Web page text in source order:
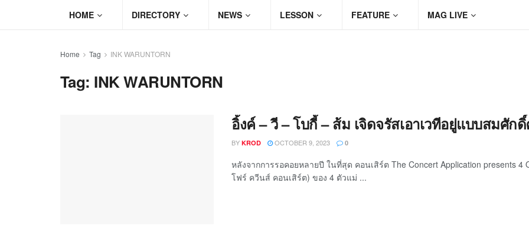
HOME DIRECTORY NEWS LESSON FEATURE MAG LIVE
Home Tag INK WARUNTORN
Tag: INK WARUNTORN
อิ้งค์ – วี – โบกี้ – ส้ม เจิดจรัสเอาเวทีอยู่แบบสมศัก
BY KROD OCTOBER 9, 2023 0
หลังจากการรอคอยหลายปี ในที่สุด คอนเสิร์ต The Concert Application presents
โฟร์ ควีนส์ คอนเสิร์ต) ของ 4 ตัวแม่ ...